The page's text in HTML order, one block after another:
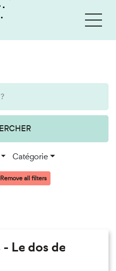
Catégorie
Remove all filters
Le dos de